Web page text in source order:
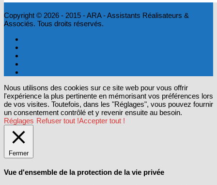
Copyright © 2026 - 2015 - ARA - Assistants Réalisateurs &
Associés. Tous droits réservés.
Nous utilisons des cookies sur ce site web pour vous offrir
l'expérience la plus pertinente en mémorisant vos préférences lors
de vos visites. Toutefois, dans les "Réglages", vous pouvez fournir
un consentement contrôlé et y revenir ensuite au besoin.
Réglages Refuser tout !Accepter tout !
Fermer
Vue d'ensemble de la protection de la vie privée